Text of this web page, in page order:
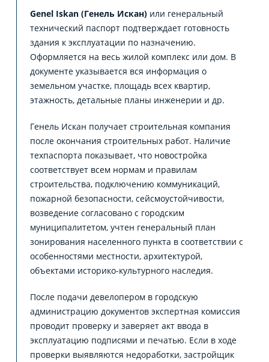
Genel Iskan (Генель Искан) или генеральный
технический паспорт подтверждает готовность
здания к эксплуатации по назначению.
Оформляется на весь жилой комплекс или дом. В
документе указывается вся информация о
земельном участке, площадь всех квартир,
этажность, детальные планы инженерии и др.
Генель Искан получает строительная компания
после окончания строительных работ. Наличие
техпаспорта показывает, что новостройка
соответствует всем нормам и правилам
строительства, подключению коммуникаций,
пожарной безопасности, сейсмоустойчивости,
возведение согласовано с городским
муниципалитетом, учтен генеральный план
зонирования населенного пункта в соответствии с
особенностями местности, архитектурой,
объектами историко-культурного наследия.
После подачи девелопером в городскую
администрацию документов экспертная комиссия
проводит проверку и заверяет акт ввода в
эксплуатацию подписями и печатью. Если в ходе
проверки выявляются недоработки, застройщик